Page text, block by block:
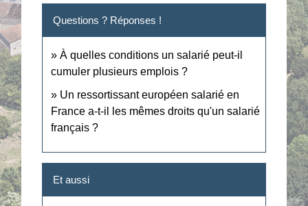
Questions ? Réponses !
À quelles conditions un salarié peut-il
cumuler plusieurs emplois ?
Un ressortissant européen salarié en
France a-t-il les mêmes droits qu'un salarié
français ?
Et aussi